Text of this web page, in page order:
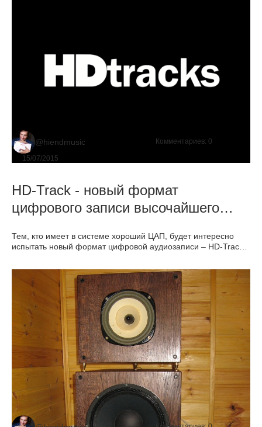
@hiendmusic
15/07/2015
Комментариев: 0
HD-Track - новый формат
цифрового записи высочайшего
Тем, кто имеет в системе хороший ЦАП, будет интересно
испытать новый формат цифровой аудиозаписи – HD-Track.
сделанный в очень высоком разрешении. По сути, это точная
цифровая копия студийного мастера, и вы услышите в своих
колонках то же самое, что музыканты и звукорежиссер
слышат в студии. Звук в этом файле не сжат, и файлы
содержат гораздо больше звуковой информации, чем
компакт-диск.